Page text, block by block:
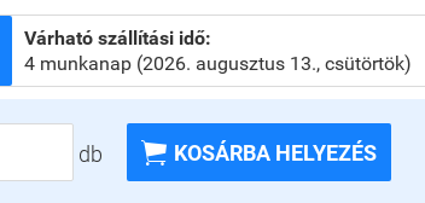
Várható szállítási idő:
4 munkanap (2026. augusztus 13., csütörtök)
db  KOSÁRBA HELYEZÉS